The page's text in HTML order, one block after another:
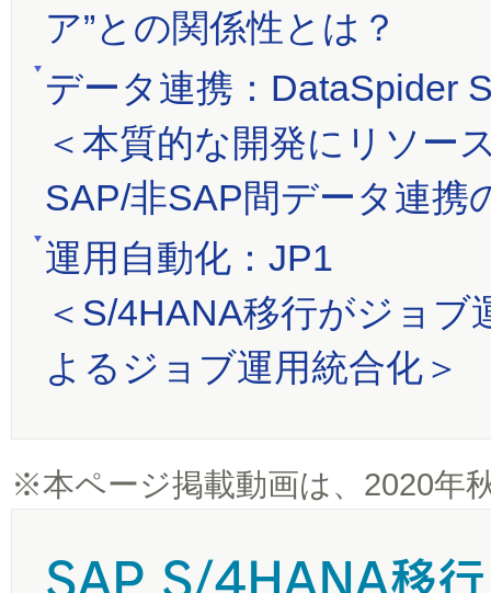
ア”との関係性とは？
データ連携：DataSpider
＜本質的な開発にリソー
SAP/非SAP間データ連携
運用自動化：JP1
＜S/4HANA移行がジョ
よるジョブ運用統合化＞
※本ページ掲載動画は、2020年
SAP S/4HANA移